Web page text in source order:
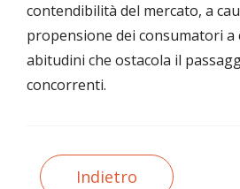
contendibilità del mercato, a
propensione dei consumatori a
abitudini che ostacola il
concorrenti.
Indietro